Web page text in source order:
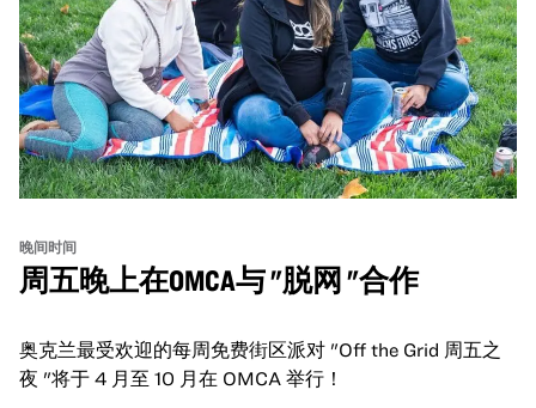
晚间时间
周五晚上在OMCA与 "脱网 "合作
奥克兰最受欢迎的每周免费街区派对 "Off the Grid 周五之
夜 "将于 4 月至 10 月在 OMCA 举行！